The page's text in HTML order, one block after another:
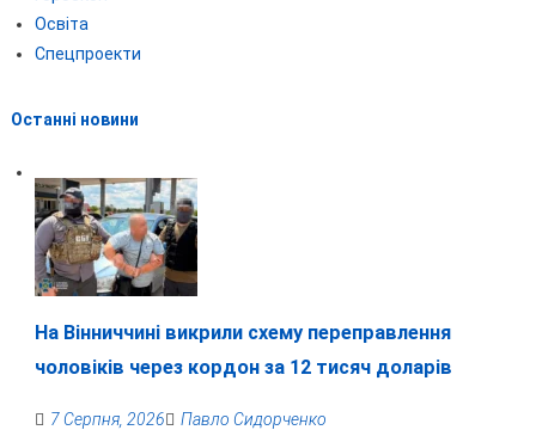
Освіта
Спецпроекти
Останні новини
На Вінниччині викрили схему переправлення
чоловіків через кордон за 12 тисяч доларів
7 Серпня, 2026 Павло Сидорченко